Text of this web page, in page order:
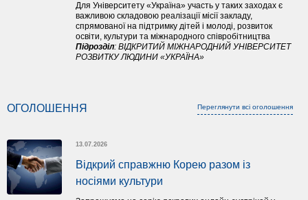
Для Університету «Україна» участь у таких заходах є
важливою складовою реалізації місії закладу,
спрямованої на підтримку дітей і молоді, розвиток
освіти, культури та міжнародного співробітництва
Підрозділ: ВІДКРИТИЙ МІЖНАРОДНИЙ УНІВЕРСИТЕТ
РОЗВИТКУ ЛЮДИНИ «УКРАЇНА»
ОГОЛОШЕННЯ Переглянути всі оголошення
13.07.2026
Відкрий справжню Корею разом із
носіями культури